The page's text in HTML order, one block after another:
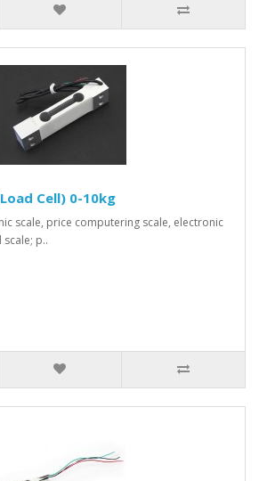
Cell) 0-10kg
scale, price computering scale, electronic
p..